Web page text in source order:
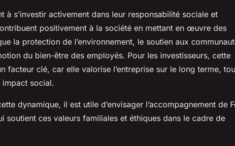
à s’investir activement dans leur responsabilité sociale et
positivement à la société en mettant en œuvre des
la protection de l’environnement, le soutien aux
du bien-être des employés. Pour les investisseurs, cette
facteur clé, car elle valorise l’entreprise sur le long terme,
social.
dynamique, il est utile d’envisager l’accompagnement de
soutient ces valeurs familiales et éthiques dans le cadre de